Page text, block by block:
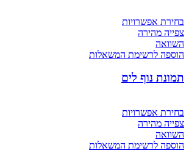
בחירת אפשרויות
צפייה מהירה
השוואה
הוספה לרשימת המשאלות
תמונת נוף לים
בחירת אפשרויות
צפייה מהירה
השוואה
הוספה לרשימת המשאלות